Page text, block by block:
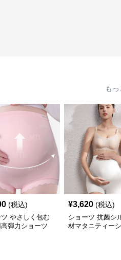
も
(税込)
やさしく包む
弾力ショーツ
¥3,620 (税込)
ショーツ 抗菌シ
材マタニティー